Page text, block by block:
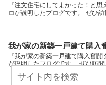
『注文住宅にしてよかった！と
ロが説明したブログです。 ぜひ
我が家の新築一戸建て購入
『我が家の新築一戸建て購入奮
が説明したブログです。 ぜひ訪